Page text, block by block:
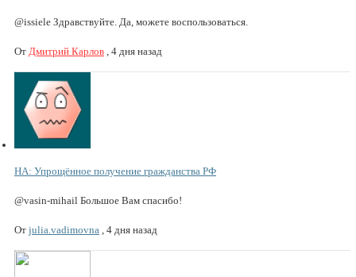
@issiele Здравствуйте. Да, можете воспользоваться.
От Дмитрий Карлов , 4 дня назад
НА: Упрощённое получение гражданства РФ
@vasin-mihail Большое Вам спасибо!
От julia.vadimovna , 4 дня назад